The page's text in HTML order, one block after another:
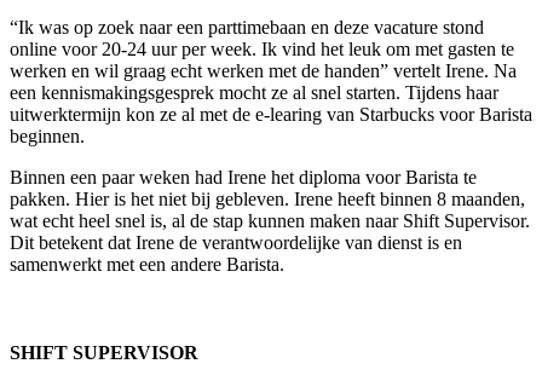
“Ik was op zoek naar een parttimebaan en deze vacature stond
online voor 20-24 uur per week. Ik vind het leuk om met gasten te
werken en wil graag echt werken met de handen” vertelt Irene. Na
een kennismakingsgesprek mocht ze al snel starten. Tijdens haar
uitwerktermijn kon ze al met de e-learing van Starbucks voor Barista
beginnen.
Binnen een paar weken had Irene het diploma voor Barista te
pakken. Hier is het niet bij gebleven. Irene heeft binnen 8 maanden,
wat echt heel snel is, al de stap kunnen maken naar Shift Supervisor.
Dit betekent dat Irene de verantwoordelijke van dienst is en
samenwerkt met een andere Barista.
SHIFT SUPERVISOR